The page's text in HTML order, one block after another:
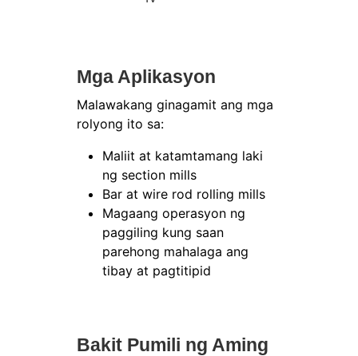
Mga Aplikasyon
Malawakang ginagamit ang mga
rolyong ito sa:
Maliit at katamtamang laki
ng section mills
Bar at wire rod rolling mills
Magaang operasyon ng
paggiling kung saan
parehong mahalaga ang
tibay at pagtitipid
Bakit Pumili ng Aming